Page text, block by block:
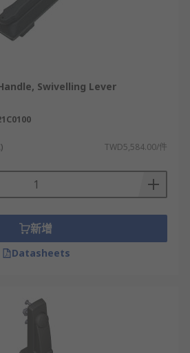
Swivelling Lever
TWD5,584.00/件
新增
Datasheets